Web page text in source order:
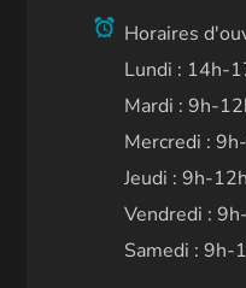
Horaires
Lundi : 14h-
Mardi : 9h-
Mercredi :
Jeudi : 9h-
Vendredi :
Samedi : 9h-